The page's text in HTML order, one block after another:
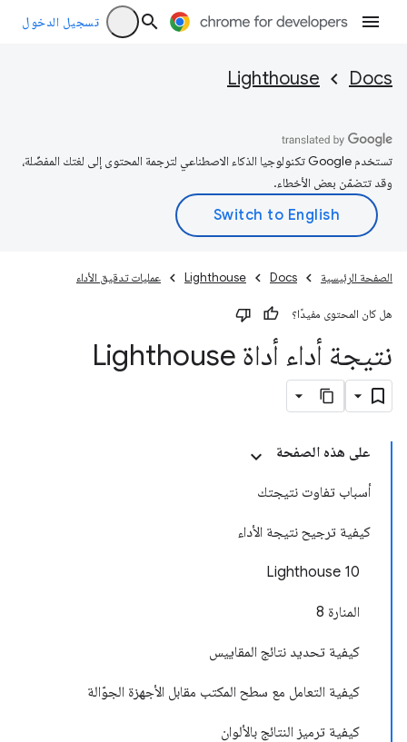
تسجيل الدخول
Docs
Lighthouse
تستخدم Google تكنولوجيا الذكاء الاصطناعي لترجمة المحتوى إلى لغتك المفضّلة،
وقد تتضمّن بعض الأخطاء.
الصفحة الرئيسية Docs
Lighthouse عمليات تدقيق الأداء
هل كان المحتوى مفيدًا؟
نتيجة أداء أداة Lighthouse
على هذه الصفحة
أسباب تفاوت نتيجتك
كيفية ترجيح نتيجة الأداء
Lighthouse 10
المنارة 8
كيفية تحديد نتائج المقاييس
كيفية التعامل مع سطح المكتب مقابل الأجهزة الجوّالة
كيفية ترميز النتائج بالألوان